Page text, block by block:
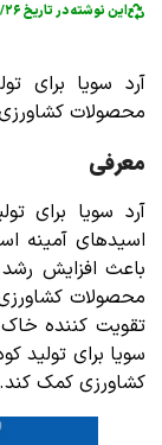
این نوشته در تاریخ ۲۶/دی/۱۴۰۳ بروزرسانی شد.
آرد سویا برای
محصولات
معرفی
آرد سویا برای
اسیدهای آمینه
باعث افزایش
محصولات
تقویت کننده خاک
سویا برای تولید
کشاورزی کمک کند.